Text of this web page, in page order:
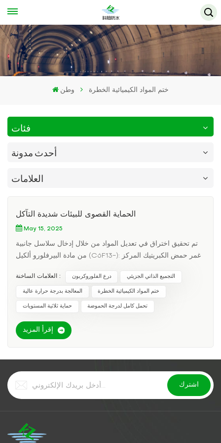
وطن ختم المواد الكيميائية الخطرة
فئات
أحدث مدونة
العلامات
الحماية القصوى للبيئات شديدة التآكل
May 15, 2025
تم تحقيق اختراق في تعديل المواد من خلال إدخال سلاسل جانبية
من مادة البيرفلورو ألكيل (C6F13-): غمر حمض الكبريتيك المركز
العلامات الساخنة : درع الفلوروكربون التجميع الذاتي الجزيئي
المعالجة بدرجة حرارة عالية ختم المواد الكيميائية الخطرة
حماية ثلاثية المستويات تحمل كامل لدرجة الحموضة
إقرأ المزيد